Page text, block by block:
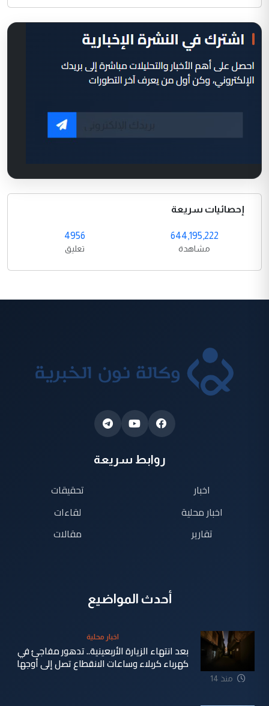
إحصائيات سريعة
644,195,222
مشاهدة
4956
تعليق
روابط سريعة
اخبار
اخبار محلية
تقارير
تحقيقات
لقاءات
مقالات
أحدث المواضيع
منذ 14
اخبار محلية
بعد انتهاء الزيارة الأربعينية.. تدهور مفاجئ في
كهرباء كربلاء وساعات الانقطاع تصل إلى أوجها